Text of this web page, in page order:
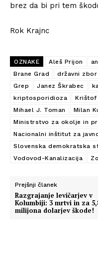
brez da bi pri tem
Rok Krajnc
OZNAKE Aleš Prijon
Brane Grad
državni zbor
Grep
Janez Škrabec
kriptosporidioza
Krištof
Mihael J. Toman
Milan
Ministrstvo za okolje in
Nacionalni inštitut za
Slovenska demokratska
Vodovod-Kanalizacija
Prejšnji članek
Razgrajanje levičarjev v
Kolumbiji: 3 mrtvi in za
milijona dolarjev škode!